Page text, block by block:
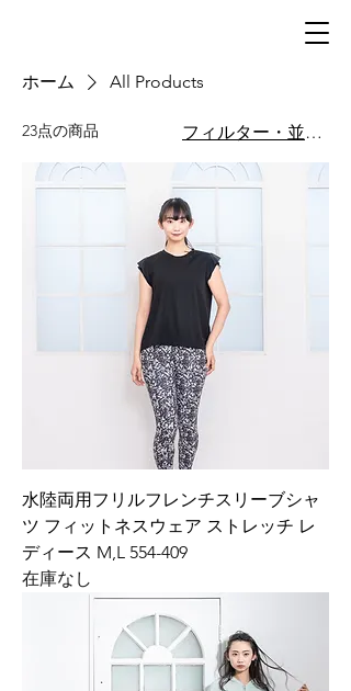
ホーム All Products
23点の商品 フィルター・並び替え
水陸両用フリルフレンチスリーブシャ
ツ フィットネスウェア ストレッチ レ
ディース M,L 554-409
在庫なし